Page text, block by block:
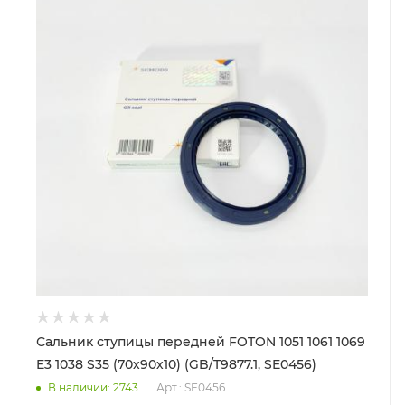
Сальник ступицы передней FOTON 1051 1061 1069
E3 1038 S35 (70х90х10) (GB/T9877.1, SE0456)
В наличии: 2743 Арт.: SE0456